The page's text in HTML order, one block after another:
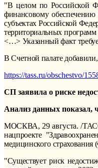
"В целом по Российской
финансовому обеспечению
субъектах Российской
территориальных
<…> Указанный факт
В Счетной палате
https://tass.ru/obschestvo/
СП заявила о риске
Анализ данных показал,
МОСКВА, 29 августа. /ТАСС/
нацпроекте
медицинского
"Существует риск